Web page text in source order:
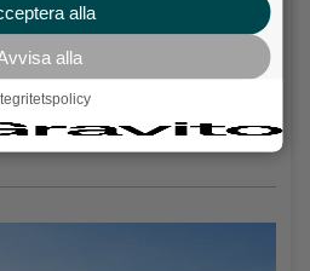
på politikerna inför
alla
alla